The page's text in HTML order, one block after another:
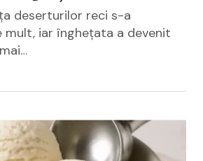
deserturilor reci s-a
iar înghețata a devenit